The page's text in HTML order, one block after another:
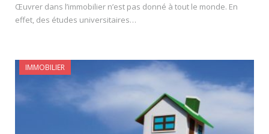
Œuvrer dans l’immobilier n’est pas donné à tout le monde. En
effet, des études universitaires…
IMMOBILIER